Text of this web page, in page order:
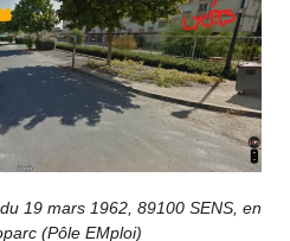
19 mars 1962, 89100 SENS, en
(Pôle EMploi)